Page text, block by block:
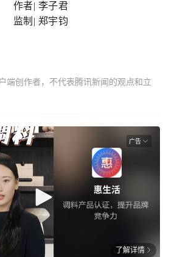
作者| 李子君
监制| 郑宇钧
端创作者，不代表腾讯新闻的观点和立
广告
了解详情